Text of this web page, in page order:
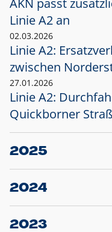
AKN passt
Linie A2 an
02.03.2026
Linie A2:
zwischen
27.01.2026
Linie A2:
Quickborner
2025
23.12.2025
Projekt S5: Start
2024
10.12.2024
Großprojekt S5:
2023